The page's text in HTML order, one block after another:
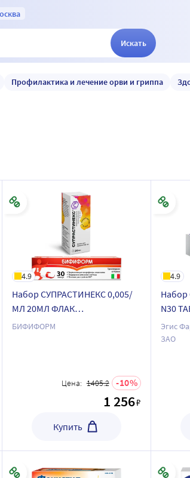
Искать
Профилактика и лечение орви и гриппа
4.9
Набор СУПРАСТИНЕКС 0,005/
МЛ 20МЛ ФЛАК
КАПЛИ+Бифиформ 30 шт.
БИФИФОРМ
Цена: 1405.2 10
1 256₽
Купить
4.9
N30
шт.
Эгис
ЗАО